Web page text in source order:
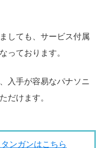
しても、サービス付属
っております。
入手が容易なパナソニ
だけます。
ンガンはこちら